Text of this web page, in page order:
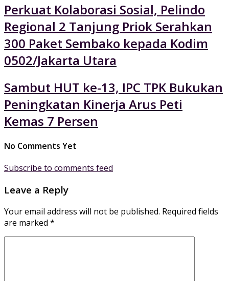
Perkuat Kolaborasi Sosial, Pelindo
Regional 2 Tanjung Priok Serahkan
300 Paket Sembako kepada Kodim
0502/Jakarta Utara
Sambut HUT ke-13, IPC TPK Bukukan
Peningkatan Kinerja Arus Peti
Kemas 7 Persen
No Comments Yet
Subscribe to comments feed
Leave a Reply
Your email address will not be published. Required fields
are marked *